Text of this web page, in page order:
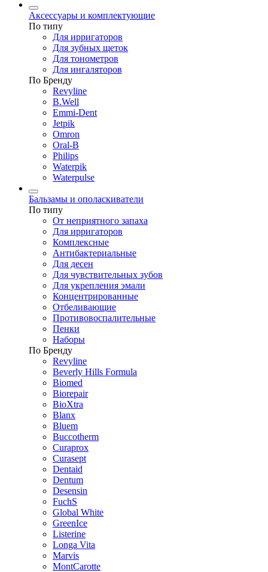
Аксессуары и комплектующие
По типу
Для ирригаторов
Для зубных щеток
Для тонометров
Для ингаляторов
По Бренду
Revyline
B.Well
Emmi-Dent
Jetpik
Omron
Oral-B
Philips
Waterpik
Waterpulse
Бальзамы и ополаскиватели
По типу
От неприятного запаха
Для ирригаторов
Комплексные
Антибактериальные
Для десен
Для чувствительных зубов
Для укрепления эмали
Концентрированные
Отбеливающие
Противовоспалительные
Пенки
Наборы
По Бренду
Revyline
Beverly Hills Formula
Biomed
Biorepair
BioXtra
Blanx
Bluem
Buccotherm
Curaprox
Curasept
Dentaid
Dentum
Desensin
FuchS
Global White
GreenIce
Listerine
Longa Vita
Marvis
MontCarotte